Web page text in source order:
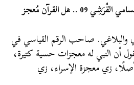
تأملات في كلمة المندوب السامي القُرَشِي 09 .. هل القرآن مُعجز
والبلاغي. صاحب الرقم القياسي في
أن النبي له معجزات حسية كتيرة،
زي معجزة الإسراء، زي